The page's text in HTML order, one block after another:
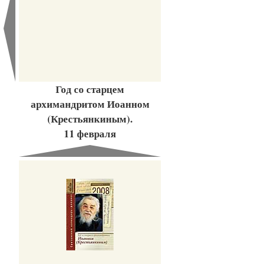
Год со старцем
архимандритом Иоанном
(Крестьянкиным).
11 февраля